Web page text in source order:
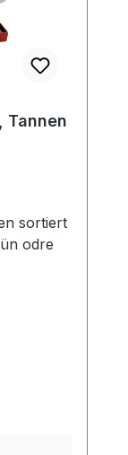
Tannen
sortiert
odre